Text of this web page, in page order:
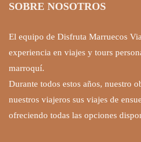
SOBRE NOSOTROS
El equipo de Disfruta Marruecos
experiencia en viajes y tours
marroquí.
Durante todos estos años, nuestro
nuestros viajeros sus viajes de
ofreciendo todas las opciones